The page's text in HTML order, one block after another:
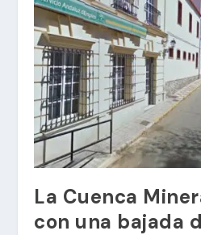
La Cuenca
con una bajada